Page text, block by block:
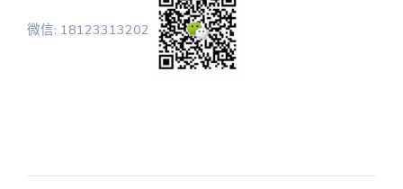
微信: 18123313202